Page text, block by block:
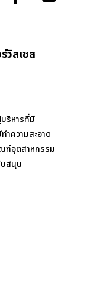
วิสเซส
ริหารที่มี
ำความสะอาด
ฑ์อุตสาหกรรม
บสนุน